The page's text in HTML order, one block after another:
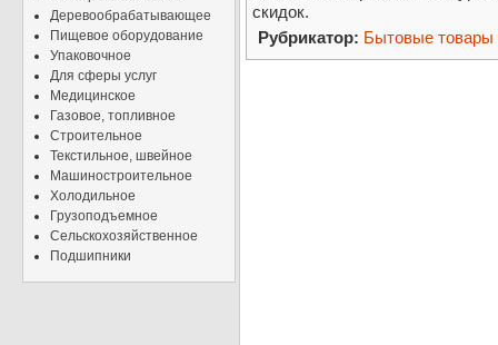
Деревообрабатывающее
Пищевое оборудование
Упаковочное
Для сферы услуг
Медицинское
Газовое, топливное
Строительное
Текстильное, швейное
Машиностроительное
Холодильное
Грузоподъемное
Сельскохозяйственное
Подшипники
скидок.
Рубрикатор: Бытовые товары